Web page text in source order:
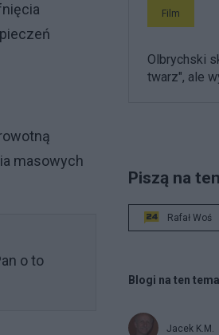
masowych
o to
Film
Olbrychski
twarz", ale
Piszą na
Rafał Woś
Blogi na ten
Jacek K.M.